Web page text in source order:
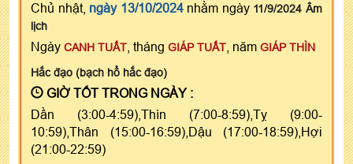
Chủ nhật, ngày 13/10/2024nhằm ngày 11/9/2024 Âm
lịch
Ngày CANH TUẤT , tháng GIÁP TUẤT , năm GIÁP THÌN
Hắc đạo (bạch hổ hắc đạo)
GIỜ TỐT TRONG NGÀY :
Dần (3:00-4:59),Thìn (7:00-8:59),Tỵ (9:00-
10:59),Thân (15:00-16:59),Dậu (17:00-18:59),Hợi
(21:00-22:59)